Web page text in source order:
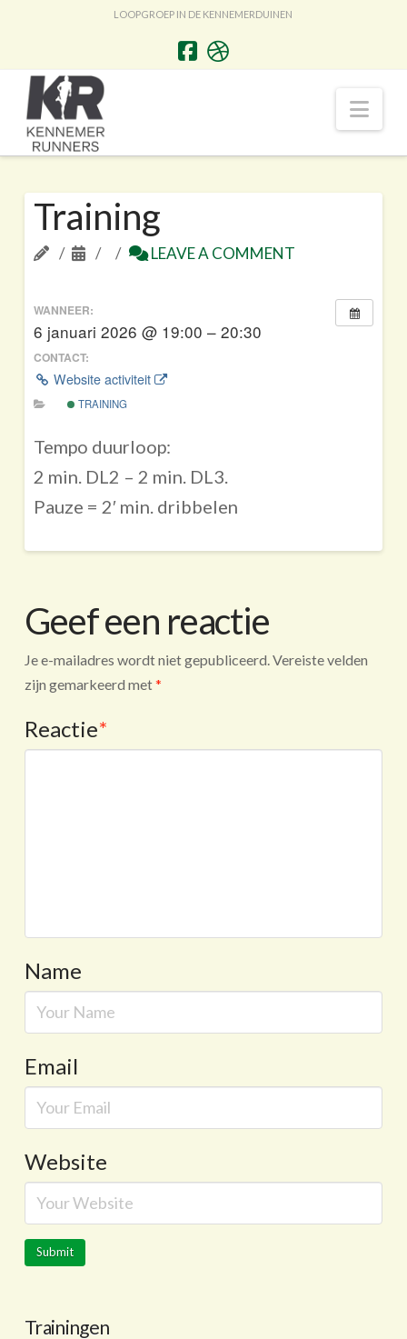
LOOPGROEP IN DE KENNEMERDUINEN
Training
LEAVE A COMMENT
WANNEER:
6 januari 2026 @ 19:00 – 20:30
CONTACT:
Website activiteit
TRAINING
Tempo duurloop:
2 min. DL2 – 2 min. DL3.
Pauze = 2′ min. dribbelen
Geef een reactie
Je e-mailadres wordt niet gepubliceerd.Vereiste velden
zijn gemarkeerd met*
Reactie*
Name
Email
Website
Trainingen